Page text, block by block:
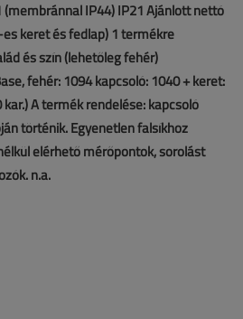
IP44) IP21 Ajánlott nettó
keret és fedlap) 1 termékre
és szín (lehetőleg fehér)
fehér: 1094 kapcsoló: 1040 + keret:
A termék rendelése: kapcsoló
történik. Egyenetlen falsíkhoz
elérhető mérőpontok, sorolást
n.a.